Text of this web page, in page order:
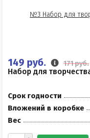
149 руб. 171 руб.
Набор для
Срок годности
Вложений в коробке
Вес